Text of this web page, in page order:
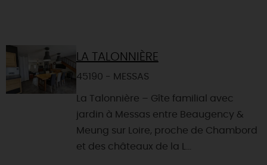
LA TALONNIÈRE
45190 - MESSAS
La Talonnière – Gîte familial avec
jardin à Messas entre Beaugency &
Meung sur Loire, proche de Chambord
et des châteaux de la L...